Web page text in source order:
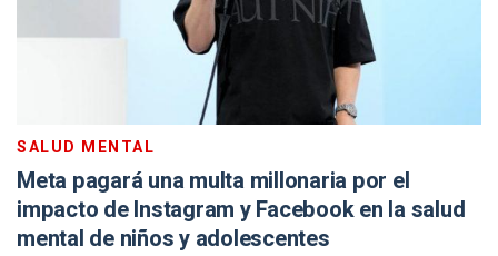
SALUD MENTAL
Meta pagará una multa millonaria por el
impacto de Instagram y Facebook en la salud
mental de niños y adolescentes